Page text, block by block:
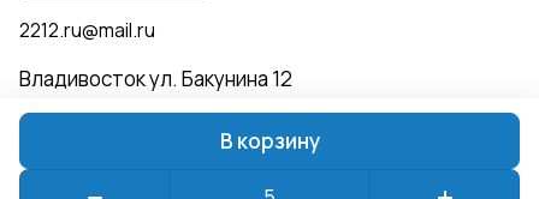
В корзину
2212.ru@mail.ru
Владивосток ул. Бакунина 12
© 2026 ЧИЖИК ПЫЖИК Конфиденциальность Оферта